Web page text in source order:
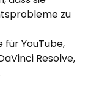
zu
YouTube,
Resolve,